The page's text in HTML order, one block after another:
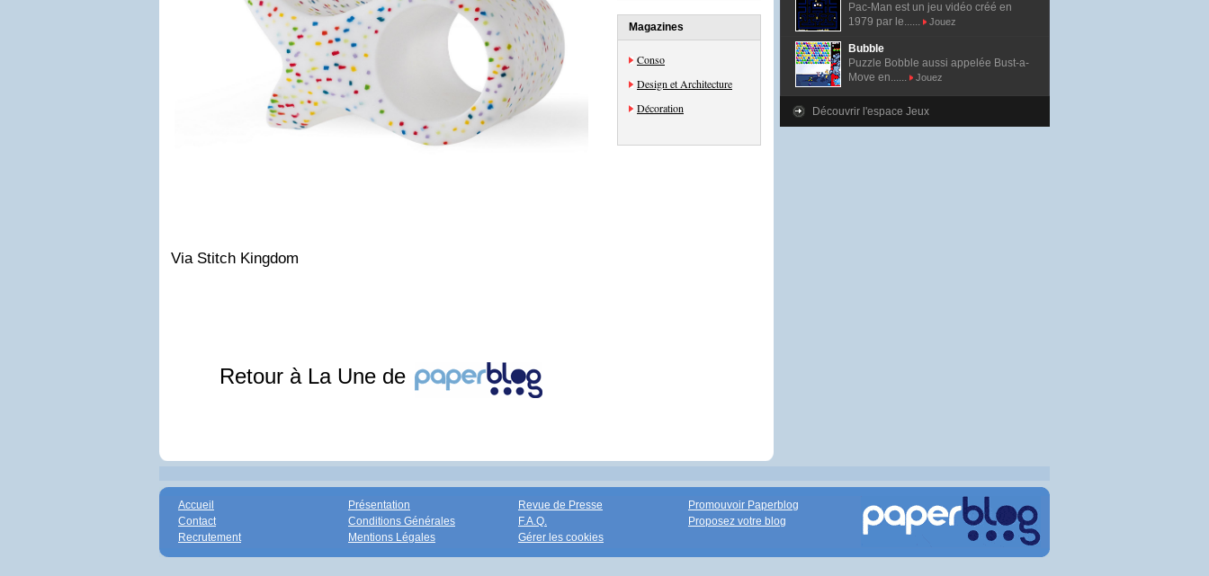
Via Stitch Kingdom
Retour à La Une de
Magazines
Conso
Design et Architecture
Décoration
Pac-Man est un jeu vidéo créé en
1979 par le......
Jouez
Bubble
Puzzle Bobble aussi appelée Bust-a-
Move en......
Jouez
Découvrir l'espace Jeux
Accueil
Contact
Recrutement
Présentation
Conditions Générales
Mentions Légales
Revue de Presse
F.A.Q.
Gérer les cookies
Promouvoir Paperblog
Proposez votre blog